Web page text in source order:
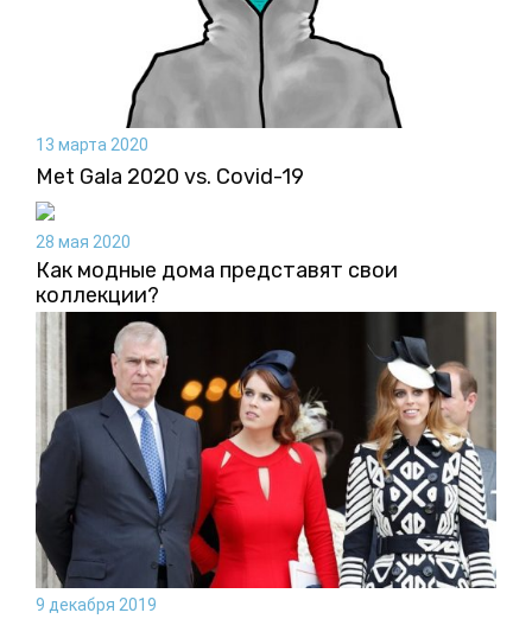
13 марта 2020
Met Gala 2020 vs. Covid-19
28 мая 2020
Как модные дома представят свои
коллекции?
9 декабря 2019